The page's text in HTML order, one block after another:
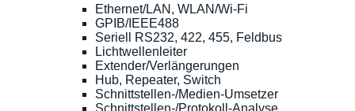
Ethernet/LAN, WLAN/Wi-Fi
GPIB/IEEE488
Seriell RS232, 422, 455, Feldbus
Lichtwellenleiter
Extender/Verlängerungen
Hub, Repeater, Switch
Schnittstellen-/Medien-Umsetzer
Schnittstellen-/Protokoll-Analyse